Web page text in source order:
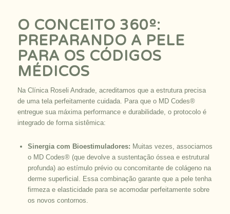
O CONCEITO 360º:
PREPARANDO A PELE
PARA OS CÓDIGOS
MÉDICOS
Na Clínica Roseli Andrade, acreditamos que a estrutura precisa
de uma tela perfeitamente cuidada. Para que o MD Codes®
entregue sua máxima performance e durabilidade, o protocolo é
integrado de forma sistêmica:
Sinergia com Bioestimuladores: Muitas vezes, associamos
o MD Codes® (que devolve a sustentação óssea e estrutural
profunda) ao estímulo prévio ou concomitante de colágeno na
derme superficial. Essa combinação garante que a pele tenha
firmeza e elasticidade para se acomodar perfeitamente sobre
os novos contornos.